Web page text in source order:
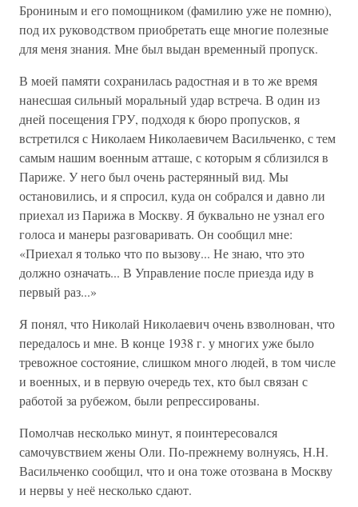
Брониным и его помощником (фамилию уже не помню),
под их руководством приобретать еще многие полезные
для меня знания. Мне был выдан временный пропуск.
В моей памяти сохранилась радостная и в то же время
нанесшая сильный моральный удар встреча. В один из
дней посещения ГРУ, подходя к бюро пропусков, я
встретился с Николаем Николаевичем Васильченко, с тем
самым нашим военным атташе, с которым я сблизился в
Париже. У него был очень растерянный вид. Мы
остановились, и я спросил, куда он собрался и давно ли
приехал из Парижа в Москву. Я буквально не узнал его
голоса и манеры разговаривать. Он сообщил мне:
«Приехал я только что по вызову... Не знаю, что это
должно означать... В Управление после приезда иду в
первый раз...»
Я понял, что Николай Николаевич очень взволнован, что
передалось и мне. В конце 1938 г. у многих уже было
тревожное состояние, слишком много людей, в том числе
и военных, и в первую очередь тех, кто был связан с
работой за рубежом, были репрессированы.
Помолчав несколько минут, я поинтересовался
самочувствием жены Оли. По-прежнему волнуясь, Н.Н.
Васильченко сообщил, что и она тоже отозвана в Москву
и нервы у неё несколько сдают.